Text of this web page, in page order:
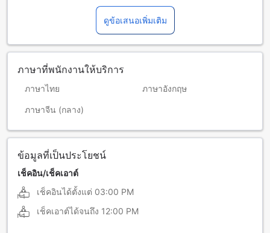
ดูข้อเสนอเพิ่มเติม
ภาษาที่พนักงานให้บริการ
ภาษาไทย ภาษาอังกฤษ
ภาษาจีน (กลาง)
ข้อมูลที่เป็นประโยชน์
เช็คอิน/เช็คเอาต์
เช็คอินได้ตั้งแต่ 03:00 PM
เช็คเอาต์ได้จนถึง 12:00 PM